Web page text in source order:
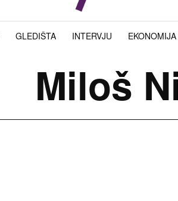
GLEDIŠTA INTERVJU EKONOMIJA
Miloš